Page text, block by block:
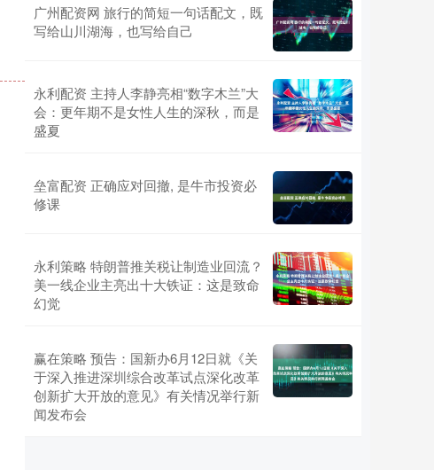
广州配资网 旅行的简短一句话配文，既
写给山川湖海，也写给自己
永利配资 主持人李静亮相“数字木兰”大
会：更年期不是女性人生的深秋，而是
盛夏
垒富配资 正确应对回撤, 是牛市投资必
修课
永利策略 特朗普推关税让制造业回流？
美一线企业主亮出十大铁证：这是致命
幻觉
赢在策略 预告：国新办6月12日就《关
于深入推进深圳综合改革试点深化改革
创新扩大开放的意见》有关情况举行新
闻发布会